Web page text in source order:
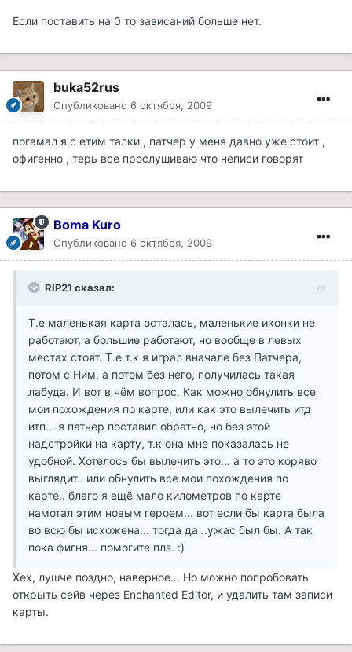
Если поставить на 0 то зависаний больше нет.
buka52rus
Опубликовано 6 октября, 2009
погамал я с етим талки , патчер у меня давно уже стоит ,
офигенно , терь все прослушиваю что неписи говорят
Boma Kuro
Опубликовано 6 октября, 2009
RIP21 сказал:
Т.е маленькая карта осталась, маленькие иконки не
работают, а большие работают, но вообще в левых
местах стоят. Т.е т.к я играл вначале без Патчера,
потом с Ним, а потом без него, получилась такая
лабуда. И вот в чём вопрос. Как можно обнулить все
мои похождения по карте, или как это вылечить итд
итп... я патчер поставил обратно, но без этой
надстройки на карту, т.к она мне показалась не
удобной. Хотелось бы вылечить это... а то это коряво
выглядит.. или обнулить все мои похождения по
карте.. благо я ещё мало километров по карте
намотал этим новым героем... вот если бы карта была
во всю бы исхожена... тогда да ..ужас был бы. А так
пока фигня... помогите плз. :)
Хех, лушче поздно, наверное... Но можно попробовать
открыть сейв через Enchanted Editor, и удалить там записи
карты.